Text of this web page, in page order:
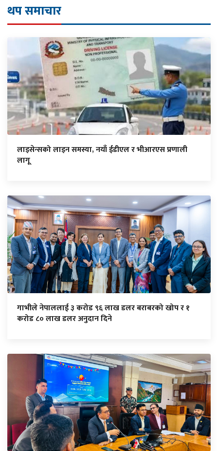
थप समाचार
लाइसेन्सको लाइन समस्या, नयाँ ईडीएल र भीआरएस प्रणाली
लागू
गाभीले नेपाललाई ३ करोड ९६ लाख डलर बराबरको खोप र १
करोड ८० लाख डलर अनुदान दिने